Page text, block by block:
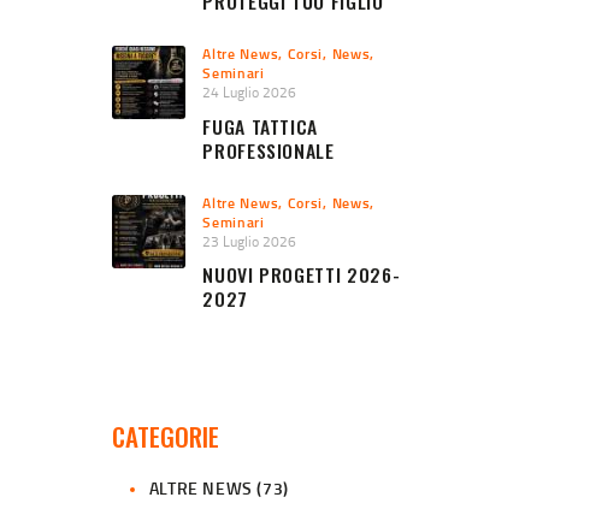
Altre News, Corsi, News,
Seminari
24 Luglio 2026
FUGA TATTICA
PROFESSIONALE
Altre News, Corsi, News,
Seminari
23 Luglio 2026
NUOVI PROGETTI 2026-
2027
CATEGORIE
ALTRE NEWS (73)